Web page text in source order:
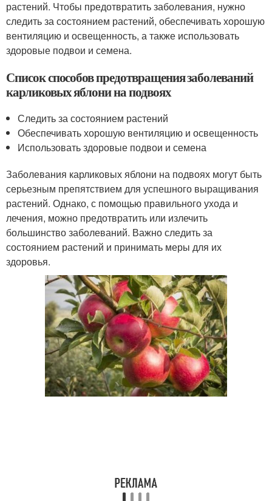
растений. Чтобы предотвратить заболевания, нужно
следить за состоянием растений, обеспечивать хорошую
вентиляцию и освещенность, а также использовать
здоровые подвои и семена.
Список способов предотвращения заболеваний
карликовых яблони на подвоях
Следить за состоянием растений
Обеспечивать хорошую вентиляцию и освещенность
Использовать здоровые подвои и семена
Заболевания карликовых яблони на подвоях могут быть
серьезным препятствием для успешного выращивания
растений. Однако, с помощью правильного ухода и
лечения, можно предотвратить или излечить
большинство заболеваний. Важно следить за
состоянием растений и принимать меры для их
здоровья.